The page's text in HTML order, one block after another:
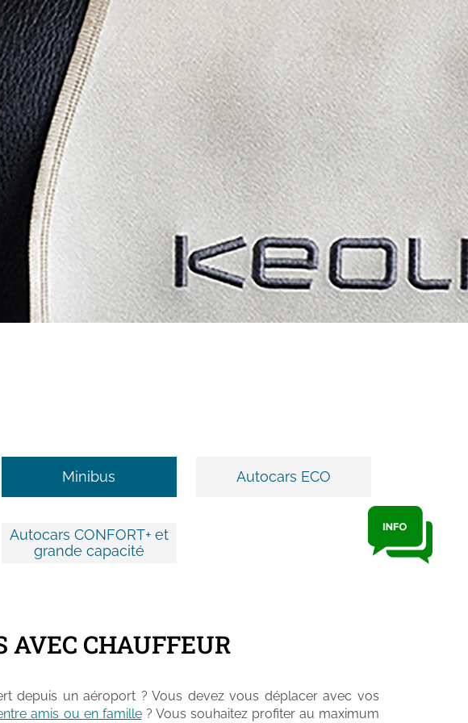
Minibus Autocars ECO
Autocars CONFORT+ et
grande capacité
CHAUFFEUR
depuis un aéroport ? Vous devez vous déplacer avec vos
amis ou en famille? Vous souhaitez profiter au maximum